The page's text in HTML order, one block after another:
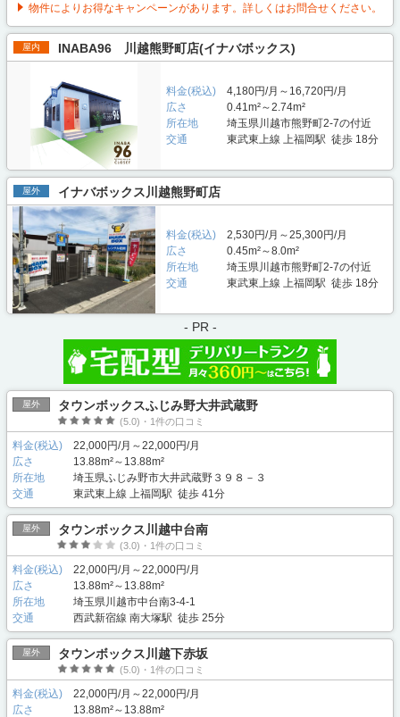
物件によりお得なキャンペーンがあります。詳しくはお問合せください。
屋内 INABA96 川越熊野町店(イナバボックス)
料金(税込)
4,180円/月～16,720円/月
広さ
0.41m²～2.74m²
所在地
埼玉県川越市熊野町2-7の付近
交通
東武東上線 上福岡駅 徒歩 18分
屋外 イナバボックス川越熊野町店
料金(税込)
2,530円/月～25,300円/月
広さ
0.45m²～8.0m²
所在地
埼玉県川越市熊野町2-7の付近
交通
東武東上線 上福岡駅 徒歩 18分
- PR -
屋外 タウンボックスふじみ野大井武蔵野
(5.0)・1件の口コミ
料金(税込)
22,000円/月～22,000円/月
広さ
13.88m²～13.88m²
所在地
埼玉県ふじみ野市大井武蔵野３９８－３
交通
東武東上線 上福岡駅 徒歩 41分
屋外 タウンボックス川越中台南
(3.0)・1件の口コミ
料金(税込)
22,000円/月～22,000円/月
広さ
13.88m²～13.88m²
所在地
埼玉県川越市中台南3-4-1
交通
西武新宿線 南大塚駅 徒歩 25分
屋外 タウンボックス川越下赤坂
(5.0)・1件の口コミ
料金(税込)
22,000円/月～22,000円/月
広さ
13.88m²～13.88m²